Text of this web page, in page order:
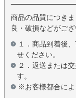
商品の品質につき
良・破損などがご
１．商品到着後
せください。
２．返送または
す。
※お客様都合によ